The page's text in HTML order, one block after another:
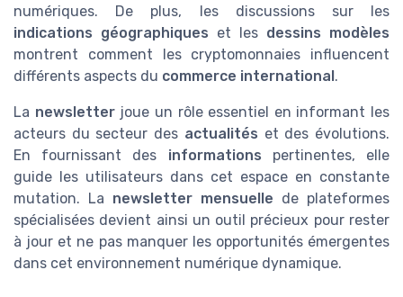
numériques. De plus, les discussions sur les
indications géographiques et les dessins modèles
montrent comment les cryptomonnaies influencent
différents aspects du commerce international .
La newsletterjoue un rôle essentiel en informant les
acteurs du secteur des actualités et des évolutions.
En fournissant des informations pertinentes, elle
guide les utilisateurs dans cet espace en constante
mutation. La newsletter mensuelle de plateformes
spécialisées devient ainsi un outil précieux pour rester
à jour et ne pas manquer les opportunités émergentes
dans cet environnement numérique dynamique.